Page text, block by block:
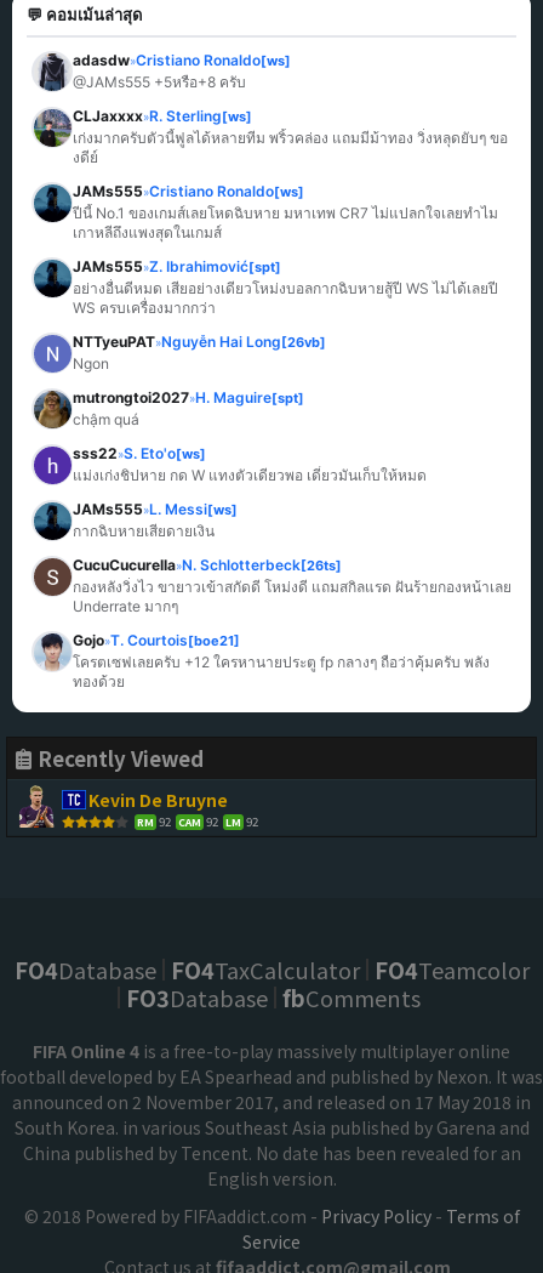
💬 คอมเม้นล่าสุด
adasdw»Cristiano Ronaldo[ws]
@JAMs555 +5หรือ+8 ครับ
CLJaxxxx»R. Sterling[ws]
เก่งมากครับตัวนี้ฟูลได้หลายทีม พริ้วคล่อง แถมมีม้าทอง วิ่งหลุดยับๆ ขอ
งดีย์
JAMs555»Cristiano Ronaldo[ws]
ปีนี้ No.1 ของเกมส์เลยโหดฉิบหาย มหาเทพ CR7 ไม่แปลกใจเลยทำไม
เกาหลีถึงแพงสุดในเกมส์
JAMs555»Z. Ibrahimović[spt]
อย่างอื่นดีหมด เสียอย่างเดียวโหม่งบอลกากฉิบหายสู้ปี WS ไม่ได้เลยปี
WS ครบเครื่องมากกว่า
NTTyeuPAT»Nguyễn Hai Long[26vb]
Ngon
mutrongtoi2027»H. Maguire[spt]
chậm quá
sss22»S. Eto'o[ws]
แม่งเก่งชิปหาย กด W แทงตัวเดียวพอ เดี๋ยวมันเก็บให้หมด
JAMs555»L. Messi[ws]
กากฉิบหายเสียดายเงิน
CucuCucurella»N. Schlotterbeck[26ts]
กองหลังวิ่งไว ขายาวเข้าสกัดดี โหม่งดี แถมสกิลแรด ฝันร้ายกองหน้าเลย
Underrate มากๆ
Gojo»T. Courtois[boe21]
โครตเซฟเลยครับ +12 ใครหานายประตู fp กลางๆ ถือว่าคุ้มครับ พลัง
ทองด้วย
Recently Viewed
Kevin De Bruyne
RM 92 CAM 92 LM 92
FO4Database FO4TaxCalculator FO4Teamcolor
FO3Database fbComments
FIFA Online 4 is a free-to-play massively multiplayer online
football developed by EA Spearhead and published by Nexon. It was
announced on 2 November 2017, and released on 17 May 2018 in
South Korea. in various Southeast Asia published by Garena and
China published by Tencent. No date has been revealed for an
English version.
© 2018 Powered by FIFAaddict.com - Privacy Policy- Terms of
Service
Contact us at fifaaddict.com@gmail.com